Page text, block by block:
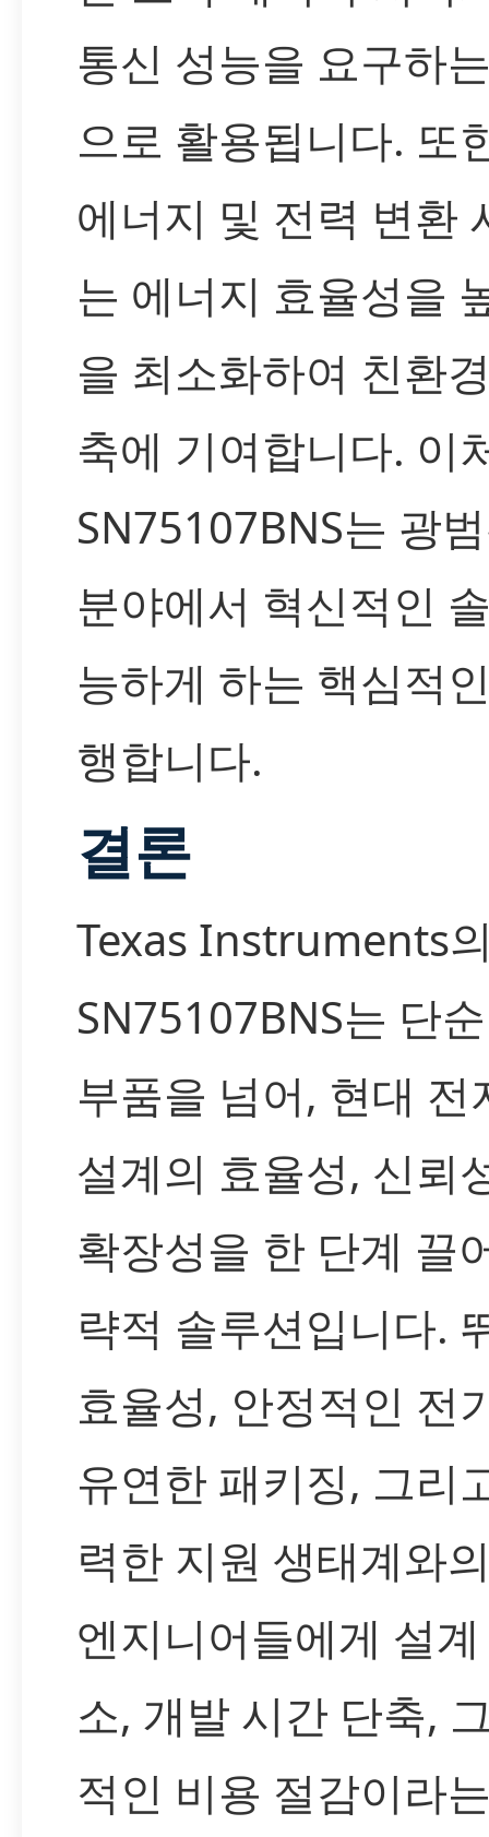
통신 성능을 요구하
으로 활용됩니다. 또
에너지 및 전력 변환
는 에너지 효율성을
을 최소화하여 친환
축에 기여합니다. 이
SN75107BNS는 광
분야에서 혁신적인
능하게 하는 핵심적
행합니다.
결론
Texas Instruments
SN75107BNS는 단
부품을 넘어, 현대 전
설계의 효율성, 신뢰
확장성을 한 단계 끌
략적 솔루션입니다.
효율성, 안정적인 전
유연한 패키징, 그리
력한 지원 생태계와
엔지니어들에게 설
소, 개발 시간 단축,
적인 비용 절감이라